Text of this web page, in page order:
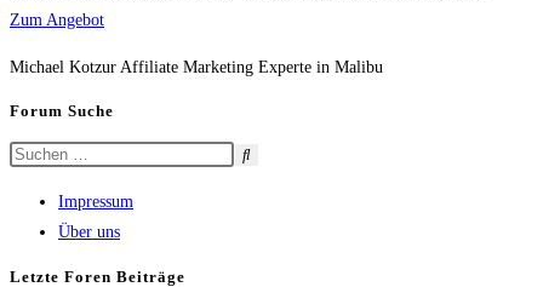
Zum Angebot
Michael Kotzur Affiliate Marketing Experte in Malibu
Forum Suche
Impressum
Über uns
Letzte Foren Beiträge